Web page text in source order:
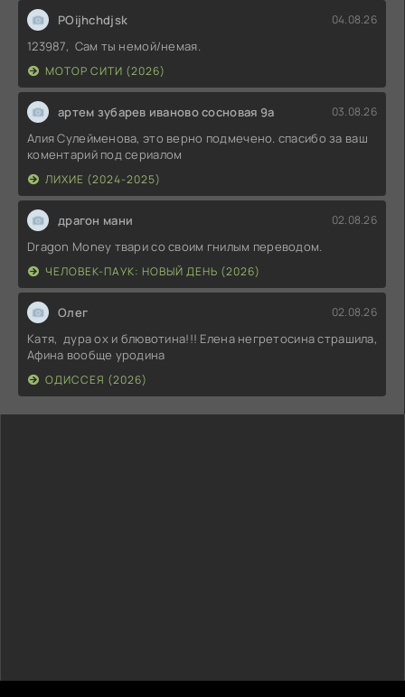
POijhchdjsk 04.08.26
123987, Сам ты немой/немая.
МОТОР СИТИ (2026)
артем зубарев иваново сосновая 9а 03.08.26
Алия Сулейменова, это верно подмечено. спасибо за ваш
коментарий под сериалом
ЛИХИЕ (2024-2025)
драгон мани 02.08.26
Dragon Money твари со своим гнилым переводом.
ЧЕЛОВЕК-ПАУК: НОВЫЙ ДЕНЬ (2026)
Олег 02.08.26
Катя, дура ох и блювотина!!! Елена негретосина страшила,
Афина вообще уродина
ОДИССЕЯ (2026)